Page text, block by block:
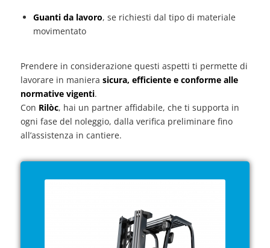
Guanti da lavoro, se richiesti dal tipo di materiale
movimentato
Prendere in considerazione questi aspetti ti permette di
lavorare in maniera sicura, efficiente e conforme alle
normative vigenti.
Con Rilòc, hai un partner affidabile, che ti supporta in
ogni fase del noleggio, dalla verifica preliminare fino
all’assistenza in cantiere.